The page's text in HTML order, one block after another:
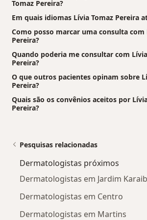
Tomaz Pereira?
Em quais idiomas Lívia Tomaz Pereira
Como posso marcar uma consulta com
Pereira?
Quando poderia me consultar com
Pereira?
O que outros pacientes opinam sobre
Pereira?
Quais são os convênios aceitos por
Pereira?
Pesquisas relacionadas
Dermatologistas próximos
Dermatologistas em Jardim
Dermatologistas em Centro
Dermatologistas em Martins